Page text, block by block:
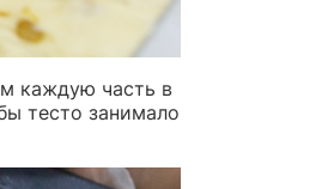
каждую часть в
тесто занимало